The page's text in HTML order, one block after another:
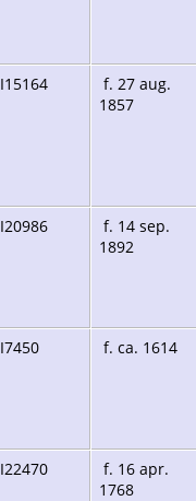
I15164
f. 27 aug.
1857
I20986
f. 14 sep.
1892
I7450 f. ca. 1614
I22470
f. 16 apr.
1768